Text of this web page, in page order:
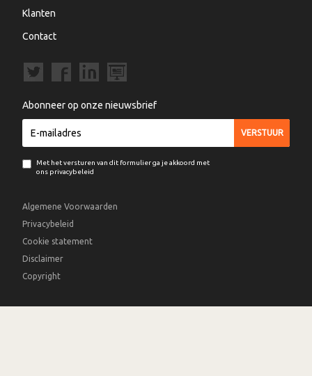
Klanten
Contact
Abonneer op onze nieuwsbrief
Met het versturen van dit formulier ga je akkoord met
ons privacybeleid
Algemene Voorwaarden
Privacybeleid
Cookie statement
Disclaimer
Copyright